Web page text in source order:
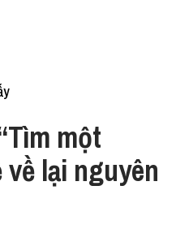
một
lại nguyên